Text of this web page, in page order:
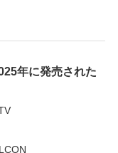
年に発売された